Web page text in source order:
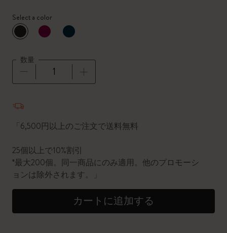
Select a color
選択済
*選択したカラー
数量
「6,500円以上のご注文で送料無料
25個以上で10%割引
*最大200個。同一商品にのみ適用。他のプロモーシ
ョンは除外されます。」
カートに追加する